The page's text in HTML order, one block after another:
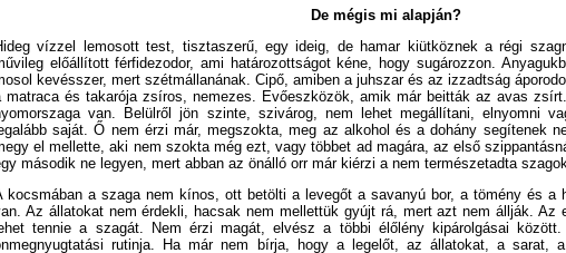
De mégis mi alapján?
vízzel lemosott test, tisztaszerű, egy ideig, de hamar kiütköznek a régi
előállított férfidezodor, ami határozottságot kéne, hogy sugározzon.
kevésszer, mert szétmállanának. Cipő, amiben a juhszar és az izzadtság
matraca és takarója zsíros, nemezes. Evőeszközök, amik már beitták az avas
van. Belülről jön szinte, szivárog, nem lehet megállítani, elnyomni
saját. Ő nem érzi már, megszokta, meg az alkohol és a dohány segítenek
el mellette, aki nem szokta még ezt, vagy többet ad magára, az első
második ne legyen, mert abban az önálló orr már kiérzi a nem természetadta
kocsmában a szaga nem kínos, ott betölti a levegőt a savanyú bor, a tömény és a
Az állatokat nem érdekli, hacsak nem mellettük gyújt rá, mert azt nem állják. Az
tennie a szagát. Nem érzi magát, elvész a többi élőlény kipárolgásai
rutinja. Ha már nem bírja, hogy a legelőt, az állatokat, a sarat,